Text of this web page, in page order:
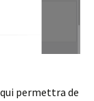
permettra de